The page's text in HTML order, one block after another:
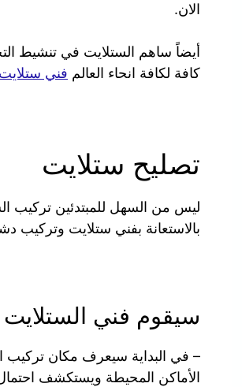
الان.
أيضاً ساهم الستلايت في تنشيط
كافة لكافة انحاء العالم فني ستلايت
تصليح ستلايت
ليس من السهل للمبتدئين تركيب
بالاستعانة بفني ستلايت وتركيب
سيقوم فني الستلايت
– في البداية سيعرف مكان تركيب
الأماكن المحيطة ويستكشف